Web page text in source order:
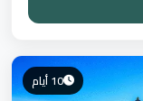
10 أيام